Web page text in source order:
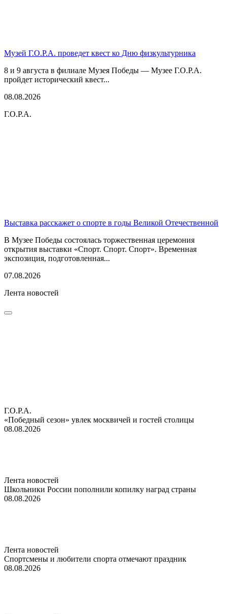
Музей Г.О.Р.А. проведет квест ко Дню физкультурника
8 и 9 августа в филиале Музея Победы — Музее Г.О.Р.А.
пройдет исторический квест...
08.08.2026
Г.О.Р.А.
Выставка расскажет о спорте в годы Великой Отечественной
В Музее Победы состоялась торжественная церемония
открытия выставки «Спорт. Спорт. Спорт». Временная
экспозиция, подготовленная...
07.08.2026
Лента новостей
Г.О.Р.А.
«Победный сезон» увлек москвичей и гостей столицы
08.08.2026
Лента новостей
Школьники России пополнили копилку наград страны
08.08.2026
Лента новостей
Спортсмены и любители спорта отмечают праздник
08.08.2026